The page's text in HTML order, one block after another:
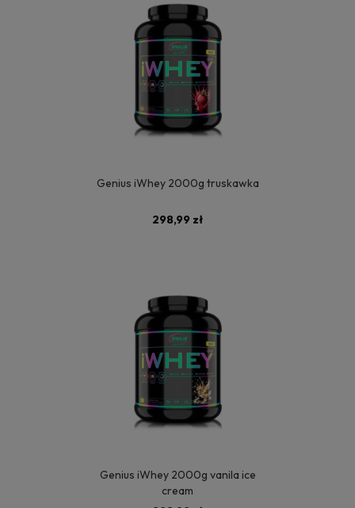
Genius iWhey 2000g truskawka
298,99 zł
Genius iWhey 2000g vanila ice
cream